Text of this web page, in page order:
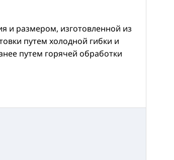
и размером, изготовленной из
путем холодной гибки и
путем горячей обработки